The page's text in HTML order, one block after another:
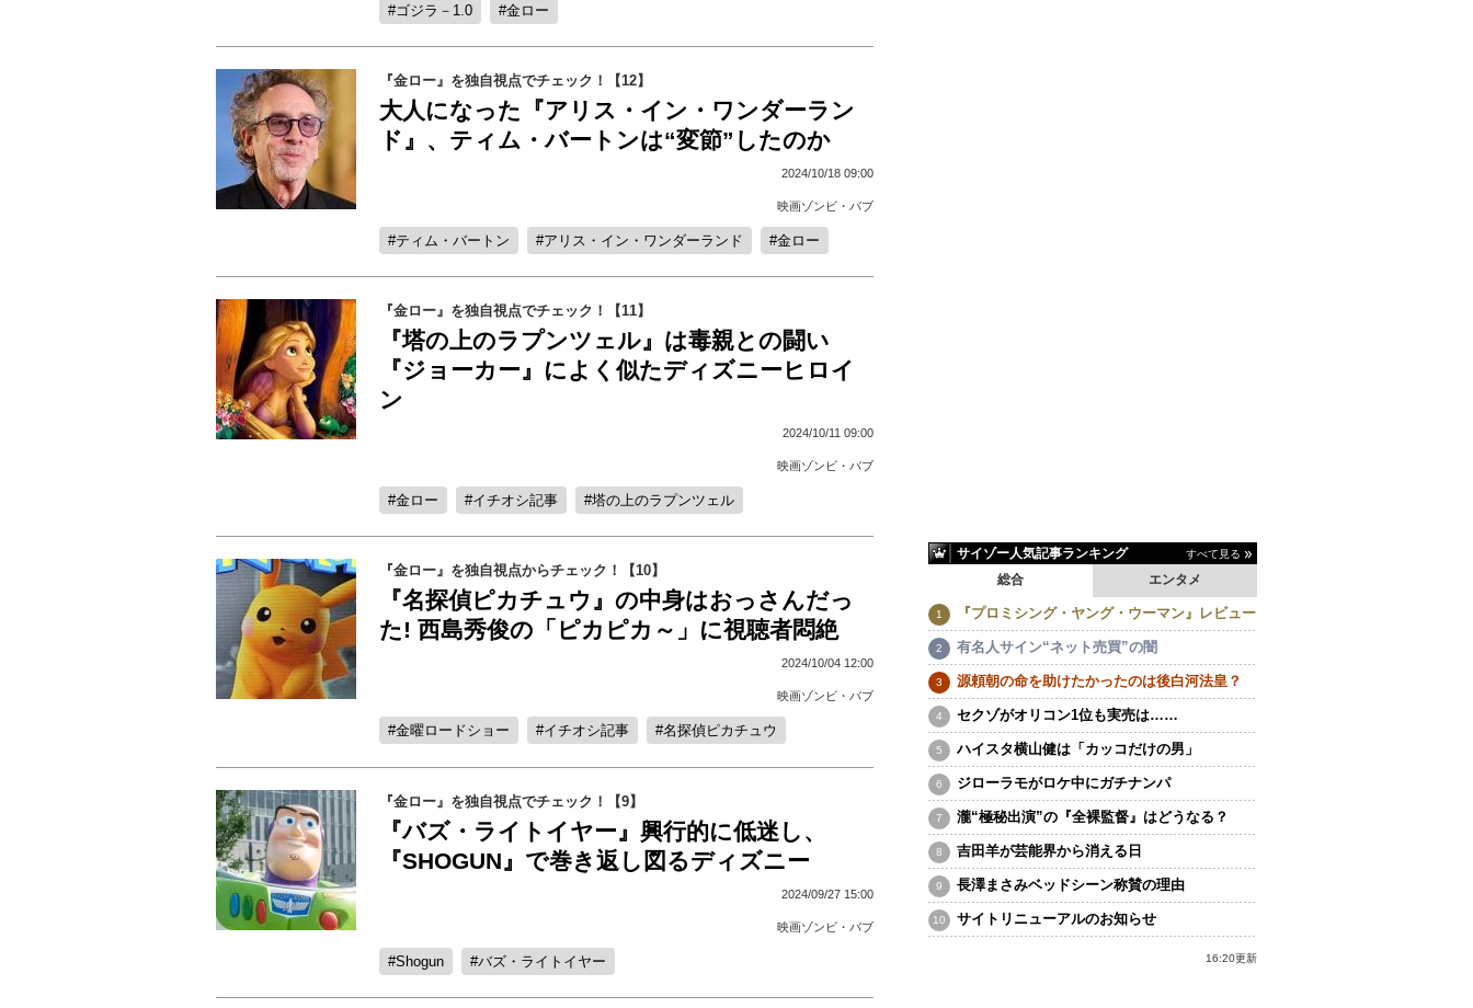
ゴジラ－1.0 金ロー
『金ロー』を独自視点でチェック！【12】
大人になった『アリス・イン・ワンダーラン
ド』、ティム・バートンは“変節”したのか
2024/10/18 09:00
映画ゾンビ・バブ
ティム・バートン アリス・イン・ワンダーランド 金ロー
『金ロー』を独自視点でチェック！【11】
『塔の上のラプンツェル』は毒親との闘い
『ジョーカー』によく似たディズニーヒロイ
ン
2024/10/11 09:00
映画ゾンビ・バブ
金ロー イチオシ記事 塔の上のラプンツェル
『金ロー』を独自視点からチェック！【10】
『名探偵ピカチュウ』の中身はおっさんだっ
た! 西島秀俊の「ピカピカ～」に視聴者悶絶
2024/10/04 12:00
映画ゾンビ・バブ
金曜ロードショー イチオシ記事 名探偵ピカチュウ
『金ロー』を独自視点でチェック！【9】
『バズ・ライトイヤー』興行的に低迷し、
『SHOGUN』で巻き返し図るディズニー
2024/09/27 15:00
映画ゾンビ・バブ
Shogun バズ・ライトイヤー
サイゾー人気記事ランキング すべて見る
エンタメ
総合
『プロミシング・ヤング・ウーマン』レビュー
有名人サイン“ネット売買”の闇
源頼朝の命を助けたかったのは後白河法皇？
セクゾがオリコン1位も実売は……
ハイスタ横山健は「カッコだけの男」
ジローラモがロケ中にガチナンパ
瀧“極秘出演”の『全裸監督』はどうなる？
吉田羊が芸能界から消える日
長澤まさみベッドシーン称賛の理由
サイトリニューアルのお知らせ
16:20更新